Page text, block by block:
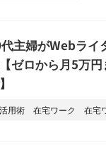
主婦がWebライ
ゼロから月5万
用術 在宅ワーク 在宅